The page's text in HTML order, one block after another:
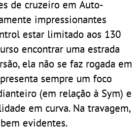
de cruzeiro em Auto-
impressionantes
estar limitado aos 130
encontrar uma estrada
ela não se faz rogada em
sempre um foco
(em relação à Sym) e
em curva. Na travagem,
evidentes.